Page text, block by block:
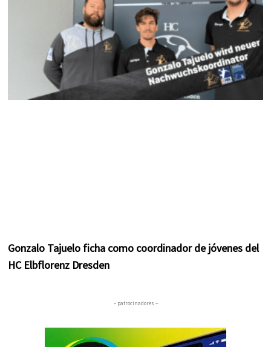
m t
Gonzalo Tajuelo ficha como coordinador de jóvenes del
HC Elbflorenz Dresden
– patrocinadores –